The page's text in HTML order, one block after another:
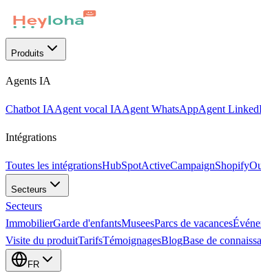
Produits
Agents IA
Chatbot IAAgent vocal IAAgent WhatsAppAgent
Intégrations
Toutes les intégrationsHubSpotActiveCampaignShopify
Secteurs
Secteurs
ImmobilierGarde d'enfantsMuseesParcs de vacances
Visite du produitTarifsTémoignagesBlogBase de
FR